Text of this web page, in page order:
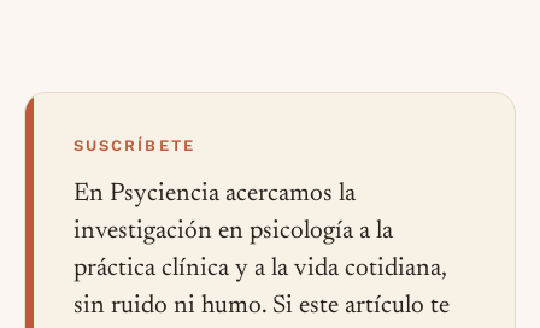
SUSCRÍBETE
En Psyciencia acercamos la
investigación en psicología a la
práctica clínica y a la vida cotidiana,
sin ruido ni humo. Si este artículo te